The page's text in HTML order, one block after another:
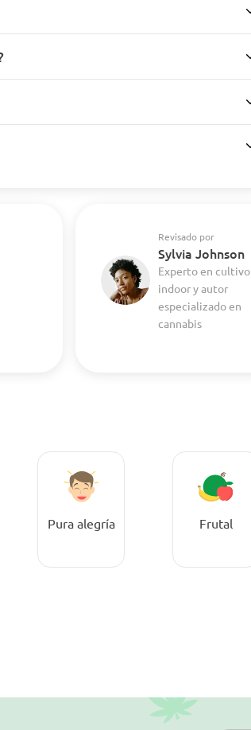
Revisado por
Sylvia Johnson
Experto en cultivo
indoor y autor
especializado en
cannabis
Pura alegría Frutal